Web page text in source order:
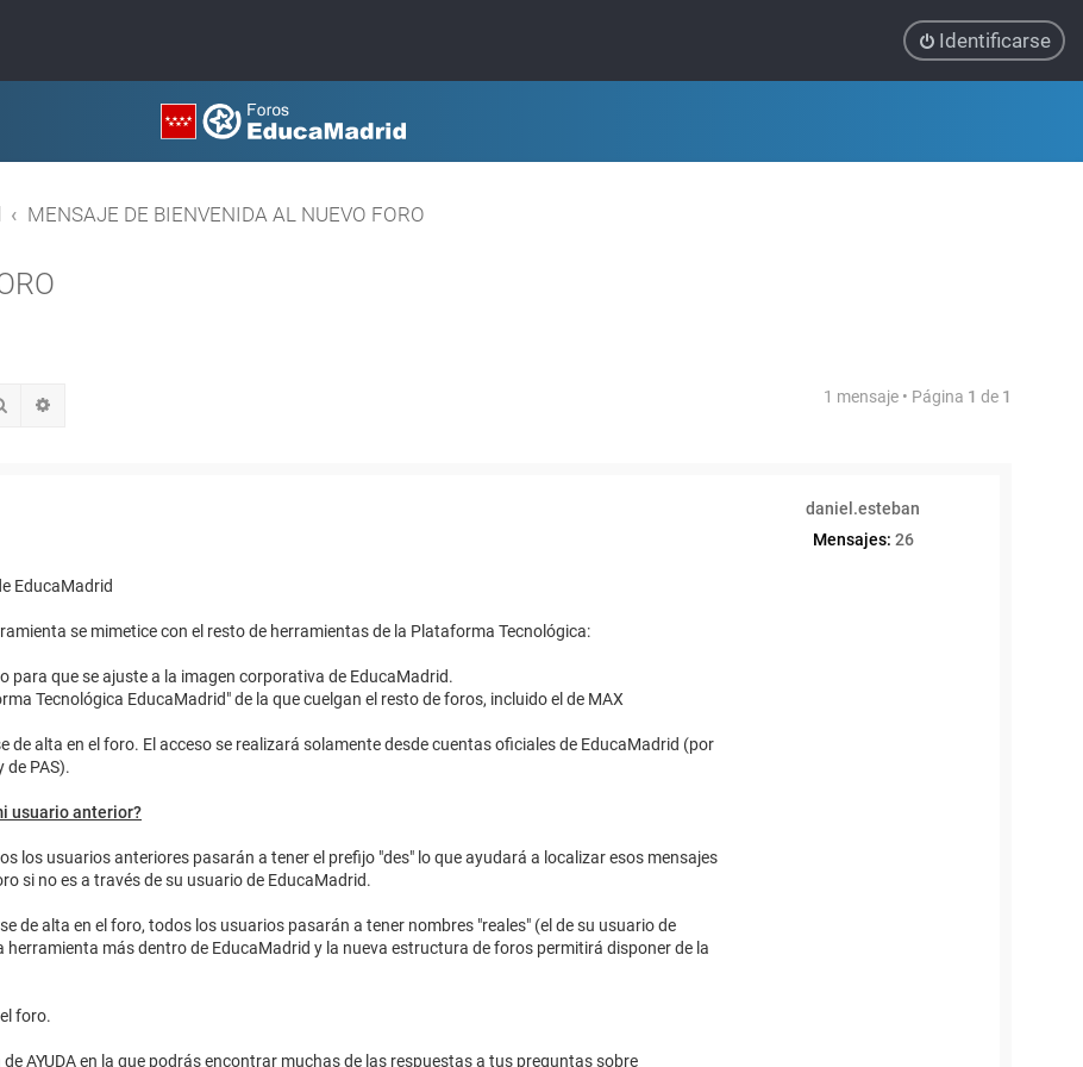
Identificarse
MENSAJE DE BIENVENIDA AL NUEVO FORO
Buscar 1 mensaje • Página 1 de 1
daniel.esteban
Mensajes: 26
EducaMadrid
se mimetice con el resto de herramientas de la Plataforma Tecnológica:
para que se ajuste a la imagen corporativa de EducaMadrid.
Tecnológica EducaMadrid" de la que cuelgan el resto de foros, incluido el de MAX
de alta en el foro. El acceso se realizará solamente desde cuentas oficiales de EducaMadrid (por
PAS).
usuario anterior?
los usuarios anteriores pasarán a tener el prefijo "des" lo que ayudará a localizar esos mensajes
si no es a través de su usuario de EducaMadrid.
de alta en el foro, todos los usuarios pasarán a tener nombres "reales" (el de su usuario de
más dentro de EducaMadrid y la nueva estructura de foros permitirá disponer de la
foro.
AYUDA en la que podrás encontrar muchas de las respuestas a tus preguntas sobre